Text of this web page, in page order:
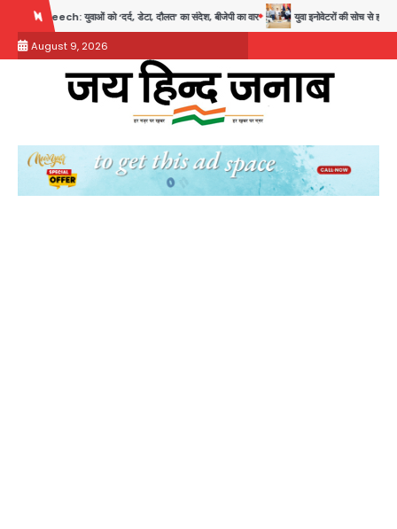
content
को ‘दर्द, डेटा, दौलत’ का संदेश, बीजेपी का वार युवा इनोवेटरों की सोच से हाईटेक होगी दिल्ली
August 9, 2026